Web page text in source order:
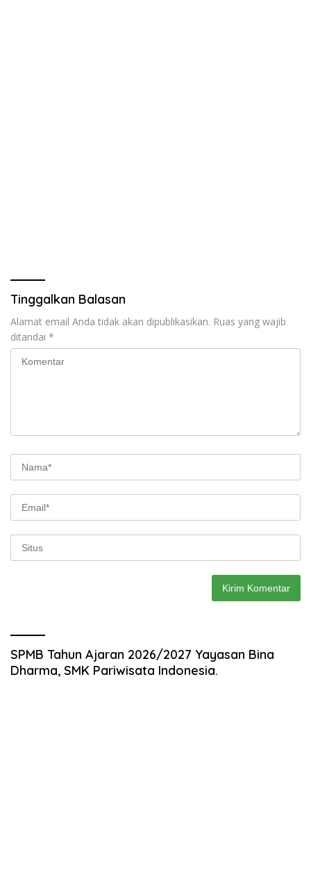
Tinggalkan Balasan
Alamat email Anda tidak akan dipublikasikan. Ruas yang wajib
ditandai *
SPMB Tahun Ajaran 2026/2027 Yayasan Bina
Dharma, SMK Pariwisata Indonesia.